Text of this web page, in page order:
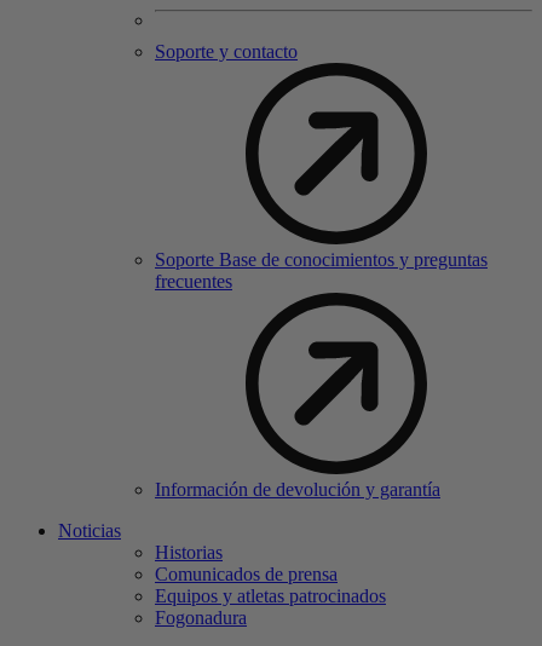
Soporte y contacto
Soporte Base de conocimientos y preguntas
frecuentes
Información de devolución y garantía
Noticias
Historias
Comunicados de prensa
Equipos y atletas patrocinados
Fogonadura